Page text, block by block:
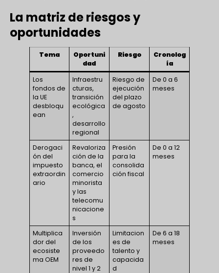
La matriz de riesgos y
oportunidades
Tema
Oportuni
dad
Riesgo
Cronolog
ía
Los
fondos de
la UE
desbloqu
ean
Infraestru
cturas,
transición
ecológica
,
desarrollo
regional
Riesgo de
ejecución
del plazo
de agosto
De 0 a 6
meses
Derogaci
ón del
impuesto
extraordin
ario
Revaloriza
ción de la
banca, el
comercio
minorista
y las
telecomu
nicacione
s
Presión
para la
consolida
ción fiscal
De 0 a 12
meses
Multiplica
dor del
ecosiste
ma OEM
Inversión
de los
proveedo
res de
nivel 1 y 2
Limitacion
es de
talento y
capacida
d
De 6 a 18
meses